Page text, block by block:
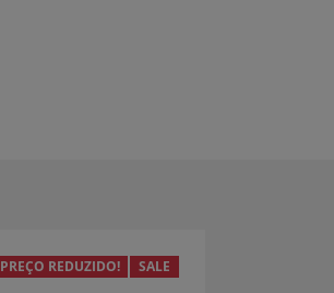
PREÇO REDUZIDO! SALE